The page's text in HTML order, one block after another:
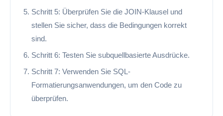
Schritt 5: Überprüfen Sie die JOIN-Klausel und
stellen Sie sicher, dass die Bedingungen korrekt
sind.
Schritt 6: Testen Sie subquellbasierte Ausdrücke.
Schritt 7: Verwenden Sie SQL-
Formatierungsanwendungen, um den Code zu
überprüfen.